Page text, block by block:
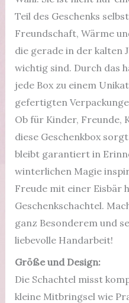
Teil des Geschenks
Freundschaft, Wärme
die gerade in der kalten
wichtig sind. Durch das
jede Box zu einem
gefertigten
Ob für Kinder, Freunde,
diese Geschenkbox
bleibt garantiert in
winterlichen Magie
Freude mit einer Eisbär
Geschenkschachtel.
ganz Besonderem und
liebevolle Handarbeit!
Größe und Design:
Die Schachtel misst
kleine Mitbringsel wie